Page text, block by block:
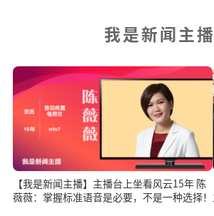
我是新闻主播
【我是新闻主播】主播台上坐看风云15年 陈
薇薇：掌握标准语音是必要，不是一种选择！